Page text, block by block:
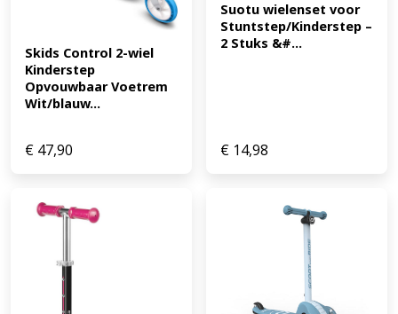
Skids Control 2-wiel
Kinderstep
Opvouwbaar Voetrem
Wit/blauw...
€ 47,90
Suotu wielenset voor
Stuntstep/Kinderstep –
2 Stuks &#...
€ 14,98